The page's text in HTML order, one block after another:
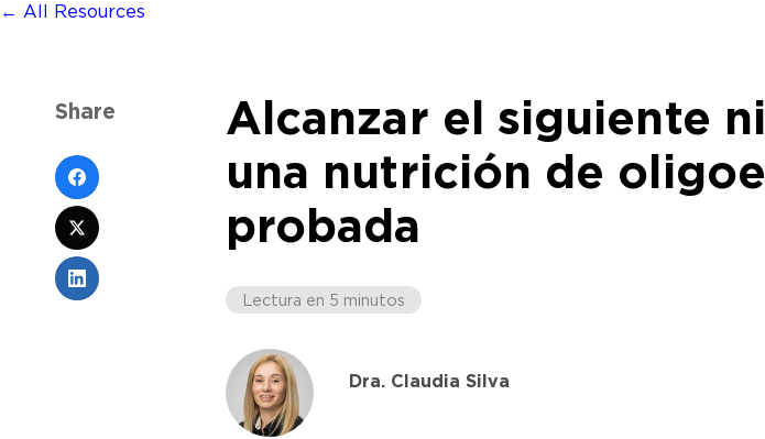
← All Resources
Alcanzar el siguiente
una nutrición de
probada
Lectura en 5 minutos
Dra. Claudia Silva
Share